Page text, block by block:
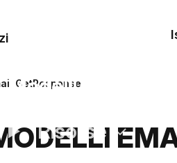
Modelli
Risorse
GetResponse